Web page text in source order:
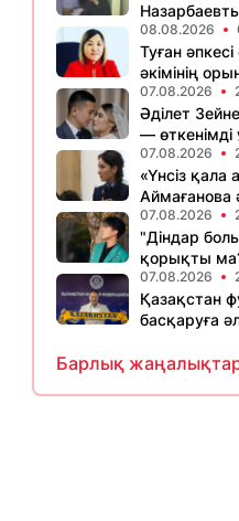
08.08.2026
Туған
әкімінің
07.08.2026
Әділет
—
07.08.2026
«Үнсіз
Аймағанова
07.08.2026
"Діндар
қорықты
07.08.2026
Қазақстан
басқаруға
Барлық